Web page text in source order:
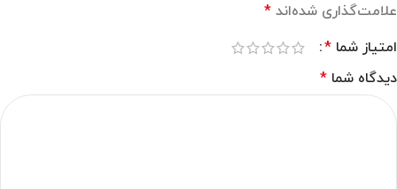
علامت‌گذاری شده‌اند *
امتیاز شما *
دیدگاه شما *